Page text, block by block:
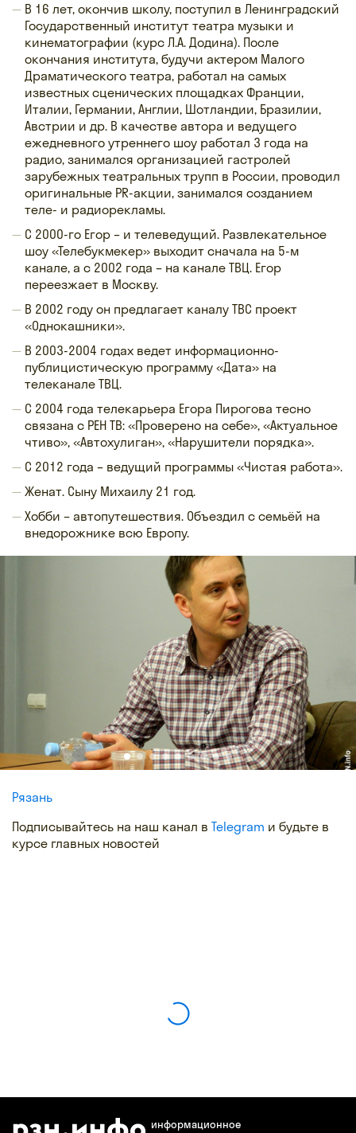
В 16 лет, окончив школу, поступил в Ленинградский
Государственный институт театра музыки и
кинематографии (курс Л.А. Додина). После
окончания института, будучи актером Малого
Драматического театра, работал на самых
известных сценических площадках Франции,
Италии, Германии, Англии, Шотландии, Бразилии,
Австрии и др. В качестве автора и ведущего
ежедневного утреннего шоу работал 3 года на
радио, занимался организацией гастролей
зарубежных театральных трупп в России, проводил
оригинальные PR-акции, занимался созданием
теле- и радиорекламы.
С 2000-го Егор – и телеведущий. Развлекательное
шоу «Телебукмекер» выходит сначала на 5-м
канале, а с 2002 года – на канале ТВЦ. Егор
переезжает в Москву.
В 2002 году он предлагает каналу ТВС проект
«Однокашники».
В 2003-2004 годах ведет информационно-
публицистическую программу «Дата» на
телеканале ТВЦ.
С 2004 года телекарьера Егора Пирогова тесно
связана с РЕН ТВ: «Проверено на себе», «Актуальное
чтиво», «Автохулиган», «Нарушители порядка».
С 2012 года – ведущий программы «Чистая работа».
Женат. Сыну Михаилу 21 год.
Хобби – автопутешествия. Объездил с семьёй на
внедорожнике всю Европу.
Рязань
Подписывайтесь на наш канал в Telegram и будьте в
курсе главных новостей
информационное